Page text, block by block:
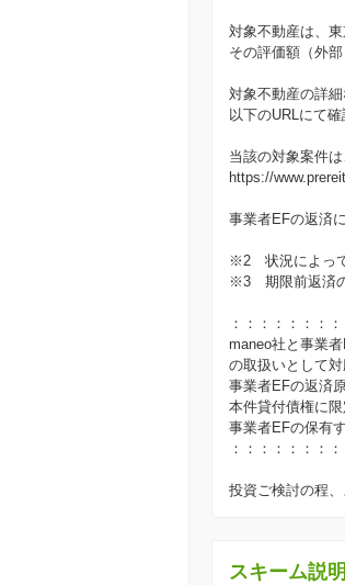
対象不動産は、
その評価額（外
対象不動産の詳
以下のURLにて確
当該の対象案件は
https://
事業者EFの返済
※2 状況によって
※3 期限前返済の
：：：：：：：：
maneo社と事業
の取扱いとして対
事業者EFの返済
本件貸付債権に
事業者EFの保有
：：：：：：：：
投資ご検討の程、
スキーム説明